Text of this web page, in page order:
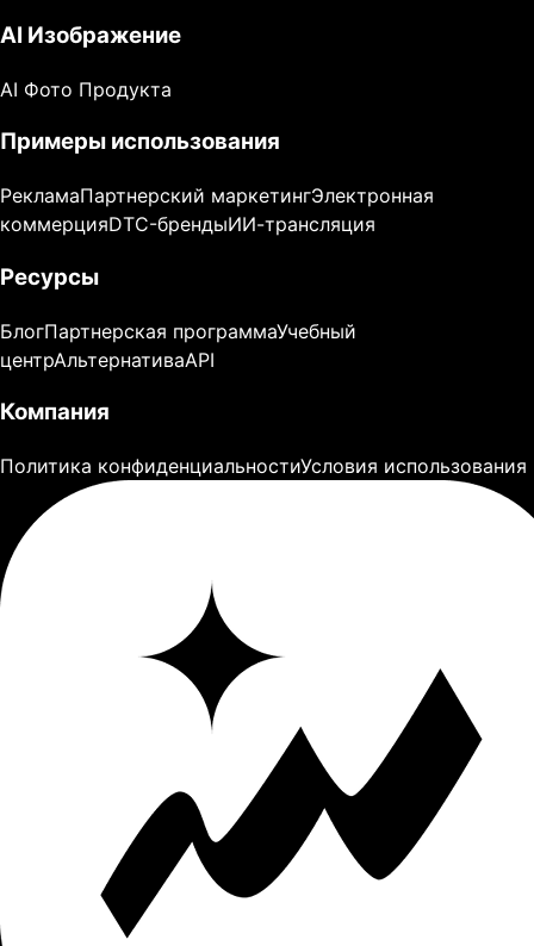
AI Изображение
AI Фото Продукта
Примеры использования
РекламаПартнерский маркетингЭлектронная
коммерцияDTC-брендыИИ-трансляция
Ресурсы
БлогПартнерская программаУчебный
центрАльтернативаAPI
Компания
Политика конфиденциальностиУсловия использования